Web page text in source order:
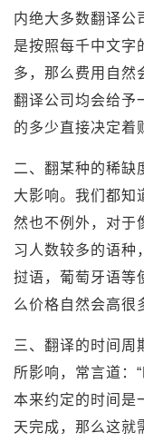
内绝大多数翻译公
是按照每千中文字
多，那么费用自然
翻译公司均会给予
的多少直接决定着
二、翻某种的稀缺
大影响。我们都知
然也不例外，对于
习人数较多的语种
挝语，葡萄牙语等
么价格自然会高很
三、翻译的时间周
所影响，常言道：
本来约定的时间是
天完成，那么这就